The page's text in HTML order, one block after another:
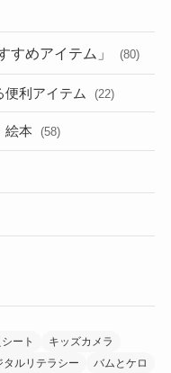
すめアイテム」 (80)
便利アイテム (22)
絵本 (58)
ート
キッズカメラ
タルリテラシー
バムとケロ